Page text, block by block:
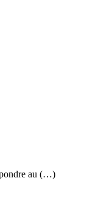
au (…)